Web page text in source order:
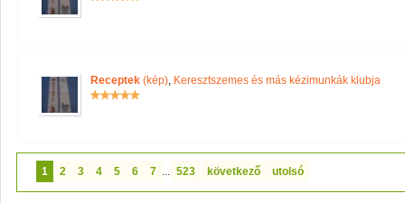
Receptek (kép), Keresztszemes és más kézimunkák klubja
1 2 3 4 5 6 7 ... 523 következő utolsó